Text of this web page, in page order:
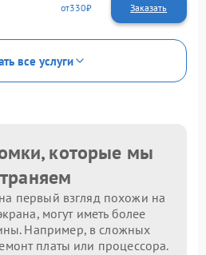
330
все услуги
которые мы
первый взгляд похожи на
могут иметь более
Например, в сложных
платы или процессора.